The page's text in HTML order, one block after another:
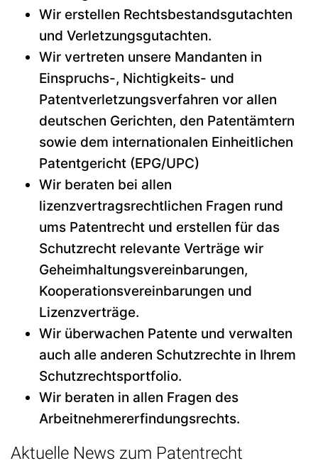
Wir erstellen Rechtsbestandsgutachten
und Verletzungsgutachten.
Wir vertreten unsere Mandanten in
Einspruchs-, Nichtigkeits- und
Patentverletzungsverfahren vor allen
deutschen Gerichten, den Patentämtern
sowie dem internationalen Einheitlichen
Patentgericht (EPG/UPC)
Wir beraten bei allen
lizenzvertragsrechtlichen Fragen rund
ums Patentrecht und erstellen für das
Schutzrecht relevante Verträge wir
Geheimhaltungsvereinbarungen,
Kooperationsvereinbarungen und
Lizenzverträge.
Wir überwachen Patente und verwalten
auch alle anderen Schutzrechte in Ihrem
Schutzrechtsportfolio.
Wir beraten in allen Fragen des
Arbeitnehmererfindungsrechts.
Aktuelle News zum Patentrecht